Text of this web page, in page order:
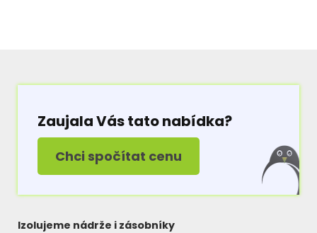
Zaujala Vás tato nabídka?
Chci spočítat cenu
Izolujeme nádrže i zásobníky